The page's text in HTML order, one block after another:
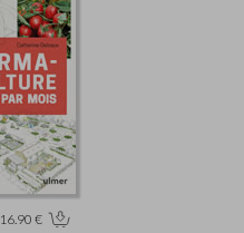
16.90 €